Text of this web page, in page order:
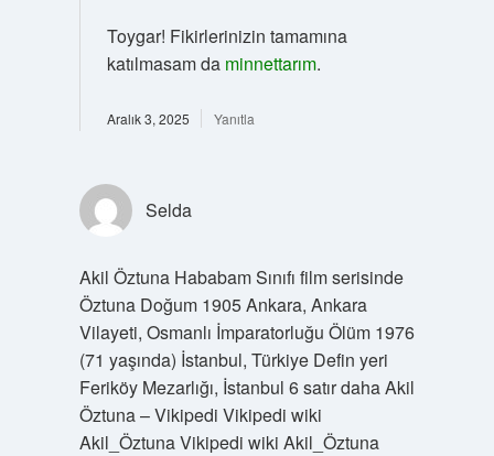
Toygar! Fikirlerinizin tamamına
katılmasam da minnettarım.
Aralık 3, 2025 Yanıtla
Selda
Akil Öztuna Hababam Sınıfı film serisinde
Öztuna Doğum 1905 Ankara, Ankara
Vilayeti, Osmanlı İmparatorluğu Ölüm 1976
(71 yaşında) İstanbul, Türkiye Defin yeri
Feriköy Mezarlığı, İstanbul 6 satır daha Akil
Öztuna – Vikipedi Vikipedi wiki
Akil_Öztuna Vikipedi wiki Akil_Öztuna